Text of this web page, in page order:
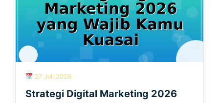
27 Juli 2026
Strategi Digital Marketing 2026